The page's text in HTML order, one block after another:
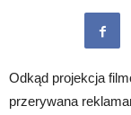
Odkąd projekcja
przerywana